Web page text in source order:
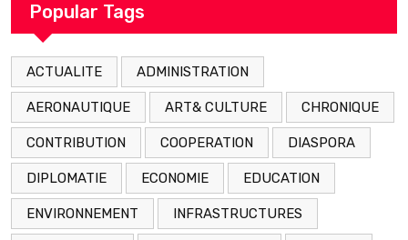
Popular Tags
ACTUALITE ADMINISTRATION
AERONAUTIQUE ART& CULTURE CHRONIQUE
CONTRIBUTION COOPERATION DIASPORA
DIPLOMATIE ECONOMIE EDUCATION
ENVIRONNEMENT INFRASTRUCTURES